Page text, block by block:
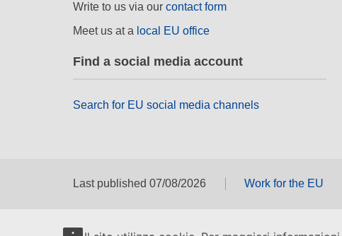
Write to us via our contact form
Meet us at a local EU office
Find a social media account
Search for EU social media channels
Last published 07/08/2026 Work for the EU